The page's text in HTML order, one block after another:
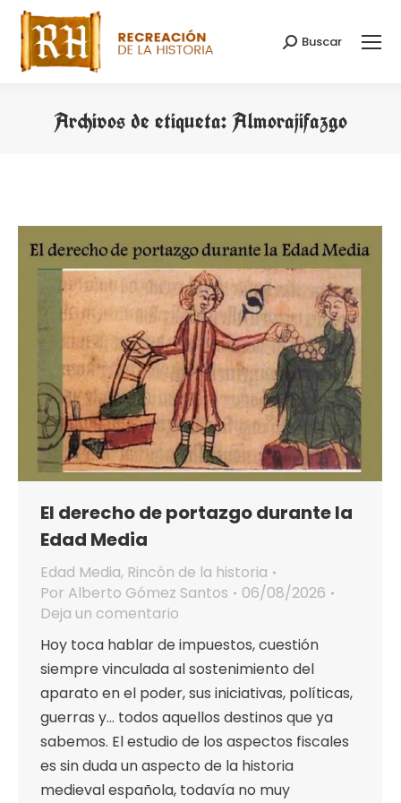
Buscar:
Buscar
Archivos de etiqueta:Almorajifazgo
El derecho de portazgo durante la
Edad Media
Edad Media, Rincón de la historia
Por Alberto Gómez Santos
06/08/2026
Deja un comentario
Hoy toca hablar de impuestos, cuestión
siempre vinculada al sostenimiento del
aparato en el poder, sus iniciativas, políticas,
guerras y… todos aquellos destinos que ya
sabemos. El estudio de los aspectos fiscales
es sin duda un aspecto de la historia
medieval española, todavía no muy